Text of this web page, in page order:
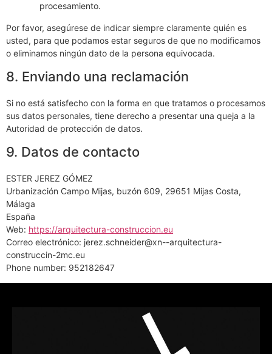
procesamiento.
Por favor, asegúrese de indicar siempre claramente quién es
usted, para que podamos estar seguros de que no modificamos
o eliminamos ningún dato de la persona equivocada.
8. Enviando una reclamación
Si no está satisfecho con la forma en que tratamos o procesamos
sus datos personales, tiene derecho a presentar una queja a la
Autoridad de protección de datos.
9. Datos de contacto
ESTER JEREZ GÓMEZ
Urbanización Campo Mijas, buzón 609, 29651 Mijas Costa,
Málaga
España
Web: https://arquitectura-construccion.eu
Correo electrónico: jerez.schneider@xn--arquitectura-
construccin-2mc.eu
Phone number: 952182647